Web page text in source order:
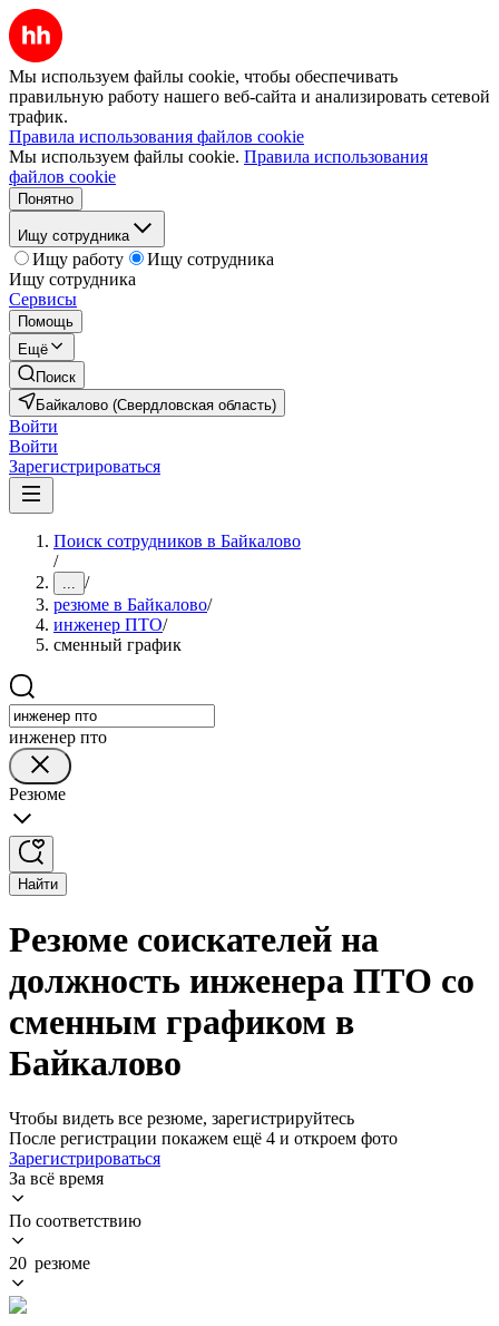
Мы используем файлы cookie, чтобы обеспечивать
правильную работу нашего веб-сайта и анализировать сетевой
трафик.
Правила использования файлов cookie
Мы используем файлы cookie. Правила использования
файлов cookie
Понятно
Ищу сотрудника
Ищу работу
Ищу сотрудника
Ищу сотрудника
Сервисы
Помощь
Ещё
Поиск
Байкалово (Свердловская область)
Войти
Войти
Зарегистрироваться
Поиск сотрудников в Байкалово
/
... /
резюме в Байкалово/
инженер ПТО/
сменный график
инженер пто
Резюме
Найти
Резюме соискателей на
должность инженера ПТО со
сменным графиком в
Байкалово
Чтобы видеть все резюме, зарегистрируйтесь
После регистрации покажем ещё 4 и откроем фото
Зарегистрироваться
За всё время
По соответствию
20 резюме